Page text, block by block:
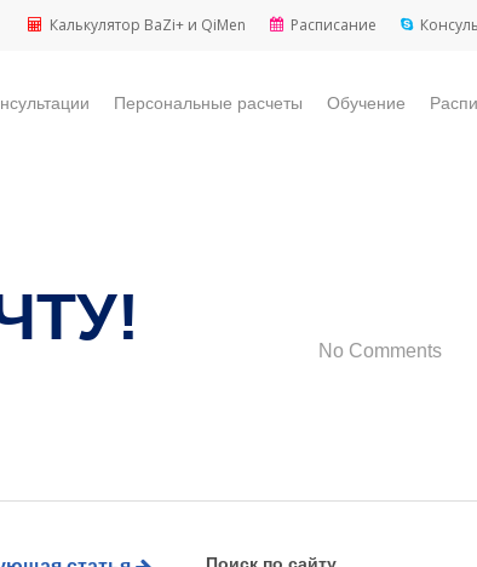
Калькулятор BaZi+ и QiMen Расписание
Персональные расчеты Обучение
No Comments